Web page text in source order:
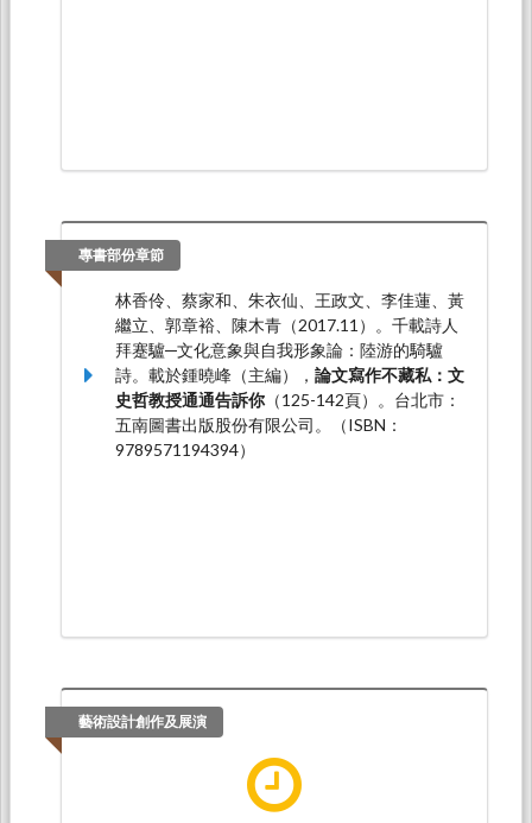
專書部份章節
林香伶、蔡家和、朱衣仙、王政文、李佳蓮、黃
繼立、郭章裕、陳木青（2017.11）。千載詩人
拜蹇驢─文化意象與自我形象論：陸游的騎驢
詩。載於鍾曉峰（主編）， 論文寫作不藏私：文
史哲教授通通告訴你（125-142頁）。台北市：
五南圖書出版股份有限公司。（ISBN：
9789571194394）
藝術設計創作及展演